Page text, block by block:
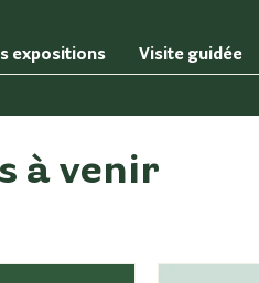
expositions Visite guidée
à venir